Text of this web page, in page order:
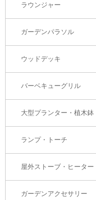
カウンター・バーテーブ
3Sソファ
オットマン・スツール
ラウンジャー
ガーデンパラソル
ウッドデッキ
バーベキューグリル
大型プランター・植木鉢
ランプ・トーチ
屋外ストーブ・ヒーター
ガーデンアクセサリー